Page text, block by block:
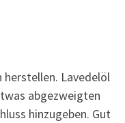
herstellen. Lavedelöl
abgezweigten
hinzugeben. Gut